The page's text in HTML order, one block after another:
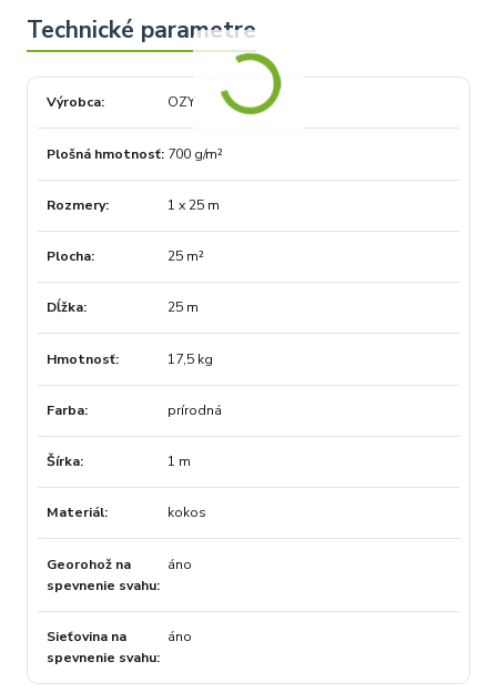
Výrobca OZY
Plošná hmotnosť 700 g/m²
Rozmery 1 x 25 m
Plocha 25 m²
Dĺžka 25 m
Hmotnosť 17,5 kg
Farba prírodná
Šírka 1 m
Materiál kokos
Georohož na
spevnenie svahu
áno
Sieťovina na
spevnenie svahu
áno